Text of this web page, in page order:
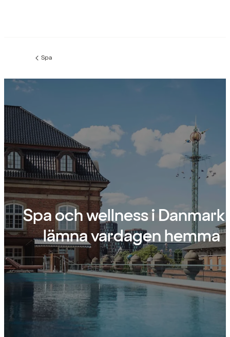
Föregående
Spa
Spa och wellness i
lämna vardagen hemma